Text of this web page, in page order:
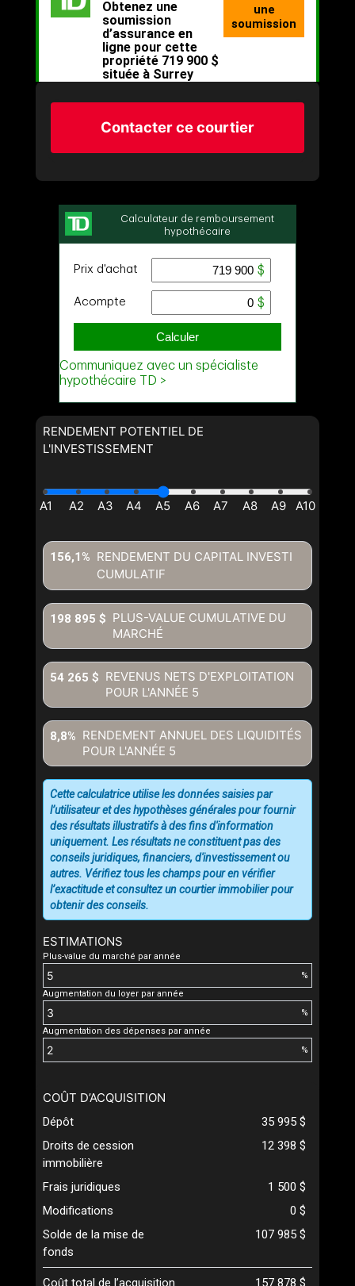
Contacter ce courtier
RENDEMENT POTENTIEL DE
L'INVESTISSEMENT
RENDEMENT DU CAPITAL INVESTI
CUMULATIF
156,1%
PLUS-VALUE CUMULATIVE DU
MARCHÉ
198 895 $
REVENUS NETS D'EXPLOITATION
POUR L'ANNÉE 5
54 265 $
RENDEMENT ANNUEL DES LIQUIDITÉS
POUR L'ANNÉE 5
8,8%
ESTIMATIONS
Plus-value du marché par année
%
Augmentation du loyer par année
%
Augmentation des dépenses par année
%
Cette calculatrice utilise les données saisies par
l’utilisateur et des hypothèses générales pour fournir
des résultats illustratifs à des fins d'information
uniquement. Les résultats ne constituent pas des
conseils juridiques, financiers, d'investissement ou
autres. Vérifiez tous les champs pour en vérifier
l’exactitude et consultez un courtier immobilier pour
obtenir des conseils.
COÛT D’ACQUISITION
Dépôt
35 995 $
Droits de cession
immobilière
12 398 $
Frais juridiques
1 500 $
Modifications
0 $
Solde de la mise de
fonds
107 985 $
Coût total de l’acquisition 157 878 $